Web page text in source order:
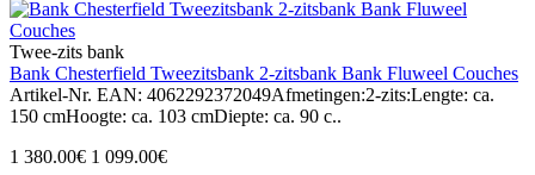
Twee-zits bank
Bank Chesterfield Tweezitsbank 2-zitsbank Bank Fluweel Couches
Artikel-Nr. EAN: 4062292372049Afmetingen:2-zits:Lengte: ca.
150 cmHoogte: ca. 103 cmDiepte: ca. 90 c..
1 380.00€ 1 099.00€